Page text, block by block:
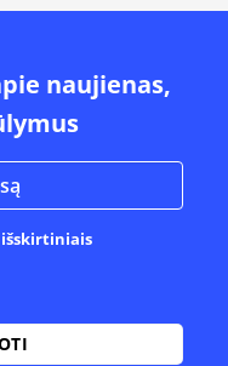
naujienas,